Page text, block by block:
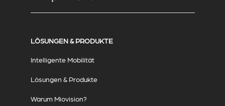
LÖSUNGEN & PRODUKTE
Intelligente Mobilität
Lösungen & Produkte
Warum Miovision?